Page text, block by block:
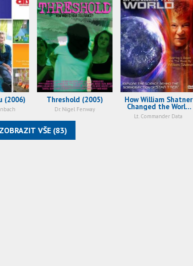
(2006) Threshold (2005)
Dr. Nigel Fenway
How William Shatner
Changed the World
(2005)
Lt. Commander Data
ZOBRAZIT VŠE (83)